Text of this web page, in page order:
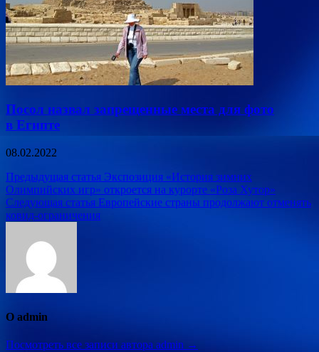
Посол назвал запрещенные места для фото
в Египте
08.02.2022
Навигация
по
записям
Предыдущая статья Экспозиция «История зимних
Олимпийских игр» откроется на курорте «Роза Хутор»
Следующая статья Европейские страны продолжают отменять
ковид-ограничения
О admin
Посмотреть все записи автора admin →